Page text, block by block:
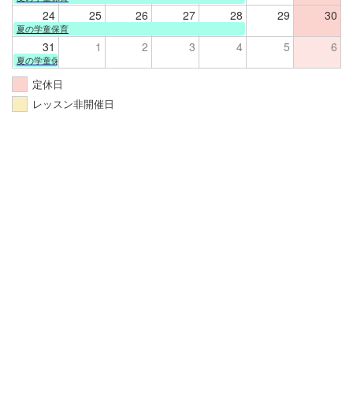
24 25 26 27 28 29 30
夏の学童保育
31 1 2 3 4 5 6
夏の学童保育
定休日
レッスン非開催日